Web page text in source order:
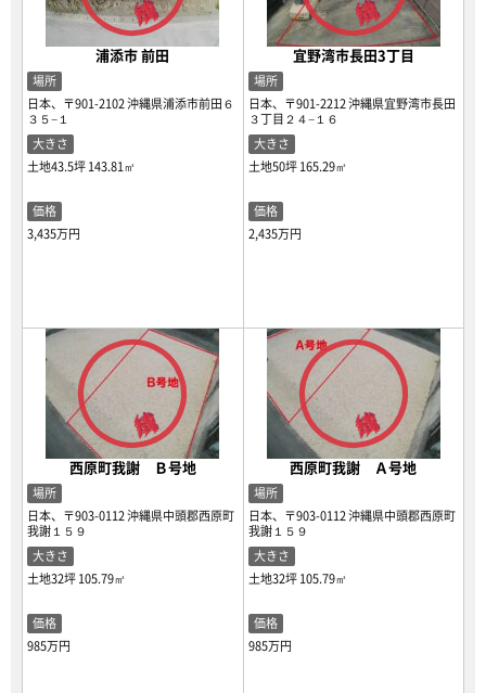
浦添市 前田
場所
日本、〒901-2102 沖縄県浦添市前田６
３５−１
大きさ
土地43.5坪143.81㎡
価格
3,435万円
宜野湾市長田3丁目
場所
日本、〒901-2212 沖縄県宜野湾市長田
３丁目２４−１６
大きさ
土地50坪 165.29㎡
価格
2,435万円
西原町我謝 Ｂ号地
場所
日本、〒903-0112 沖縄県中頭郡西原町
我謝１５９
大きさ
土地32坪105.79㎡
価格
985万円
西原町我謝 Ａ号地
場所
日本、〒903-0112 沖縄県中頭郡西原町
我謝１５９
大きさ
土地32坪 105.79㎡
価格
985万円